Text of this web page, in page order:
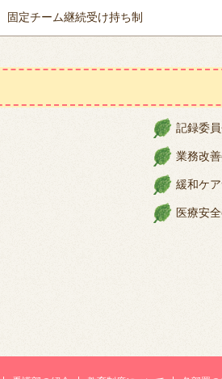
固定チーム継続受け持ち制
記録委
業務改
緩和ケ
医療安